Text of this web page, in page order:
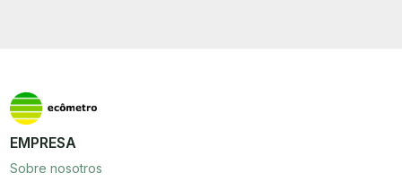
EMPRESA
Sobre nosotros